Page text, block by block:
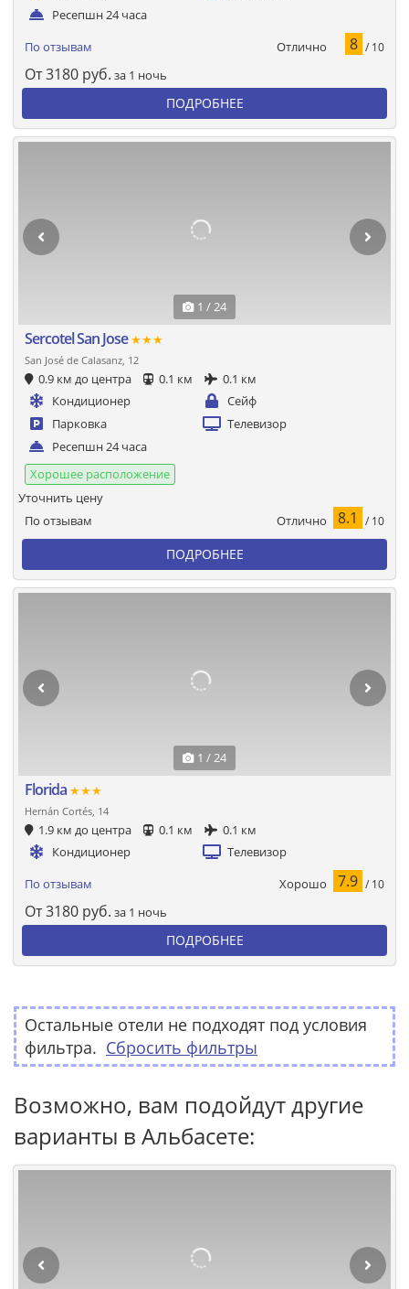
Ресепшн 24 часа
По отзывам Отлично 8 / 10
От3180 руб. за 1 ночь
ПОДРОБНЕЕ
1 / 24
Sercotel San Jose★★★
San José de Calasanz, 12
0.9 км до центра 0.1 км
0.1 км
Кондиционер
Сейф
Парковка
Телевизор
Ресепшн 24 часа
Хорошее расположение
По отзывам Отлично 8.1 / 10
Уточнить цену
ПОДРОБНЕЕ
1 / 24
Florida ★★★
Hernán Cortés, 14
1.9 км до центра 0.1 км
0.1 км
Кондиционер
Телевизор
По отзывам Хорошо 7.9 / 10
От3180 руб. за 1 ночь
ПОДРОБНЕЕ
Остальные отели не подходят под условия
фильтра. Сбросить фильтры
Возможно, вам подойдут другие
варианты в Альбасете: